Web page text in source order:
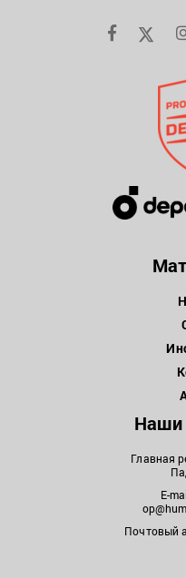
Наши
Главная
E-
Почтовый